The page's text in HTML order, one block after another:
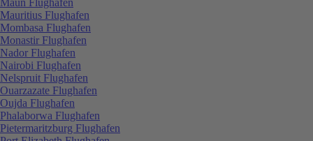
Mauritius Flughafen
Mombasa Flughafen
Monastir Flughafen
Nador Flughafen
Nairobi Flughafen
Nelspruit Flughafen
Ouarzazate Flughafen
Oujda Flughafen
Phalaborwa Flughafen
Pietermaritzburg Flughafen